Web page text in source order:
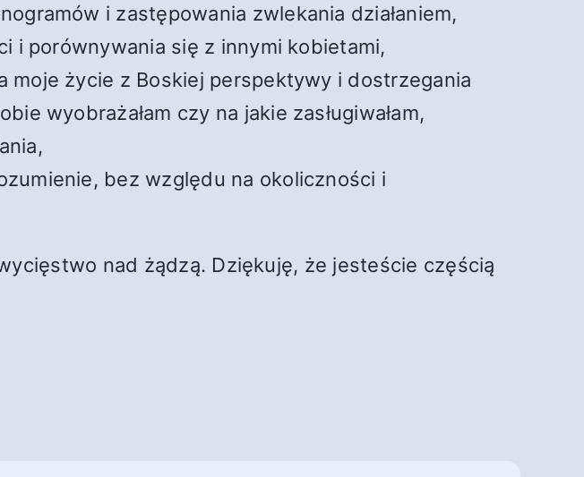
i zastępowania zwlekania działaniem,
i porównywania się z innymi kobietami,
moje życie z Boskiej perspektywy i dostrzegania
wyobrażałam czy na jakie zasługiwałam,
bez względu na okoliczności i
nad żądzą. Dziękuję, że jesteście częścią